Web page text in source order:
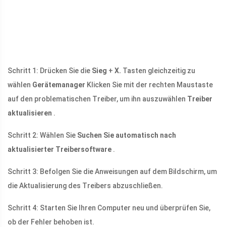
Schritt 1: Drücken Sie die Sieg + X. Tasten gleichzeitig zu
wählen Gerätemanager Klicken Sie mit der rechten Maustaste
auf den problematischen Treiber, um ihn auszuwählen Treiber
aktualisieren .
Schritt 2: Wählen Sie Suchen Sie automatisch nach
aktualisierter Treibersoftware .
Schritt 3: Befolgen Sie die Anweisungen auf dem Bildschirm, um
die Aktualisierung des Treibers abzuschließen.
Schritt 4: Starten Sie Ihren Computer neu und überprüfen Sie,
ob der Fehler behoben ist.